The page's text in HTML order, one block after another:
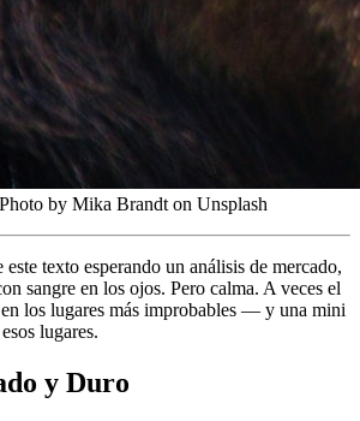
by Mika Brandt on Unsplash
texto esperando un análisis de mercado,
sangre en los ojos. Pero calma. A veces el
en los lugares más improbables — y una mini
lugares.
y Duro